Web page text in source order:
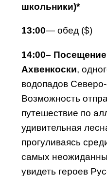
школьники)*
13:00— обед ($)
14:00–
Ахвенкоски,
водопадов
Возможность
путешествие по
удивительная
прогуливаясь
самых
увидеть героев